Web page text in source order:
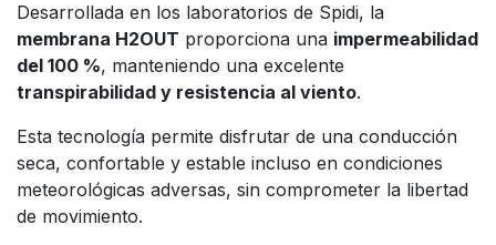
Desarrollada en los laboratorios de Spidi, la
membrana H2OUT proporciona una impermeabilidad
del 100 %, manteniendo una excelente
transpirabilidad y resistencia al viento.
Esta tecnología permite disfrutar de una conducción
seca, confortable y estable incluso en condiciones
meteorológicas adversas, sin comprometer la libertad
de movimiento.